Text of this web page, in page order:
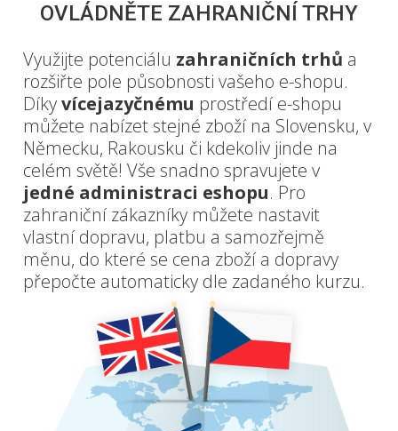
OVLÁDNĚTE ZAHRANIČNÍ TRHY
Využijte potenciálu zahraničních trhů a
rozšiřte pole působnosti vašeho e-shopu.
Díkyvícejazyčnému prostředí e-shopu
můžete nabízet stejné zboží na Slovensku, v
Německu, Rakousku či kdekoliv jinde na
celém světě! Vše snadno spravujete v
jedné administraci eshopu. Pro
zahraniční zákazníky můžete nastavit
vlastní dopravu, platbu a samozřejmě
měnu, do které se cena zboží a dopravy
přepočte automaticky dle zadaného kurzu.